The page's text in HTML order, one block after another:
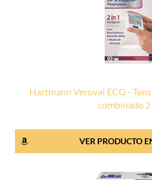
Hartmann Veroval ECG -
combinado 2
VER PRODUCTO